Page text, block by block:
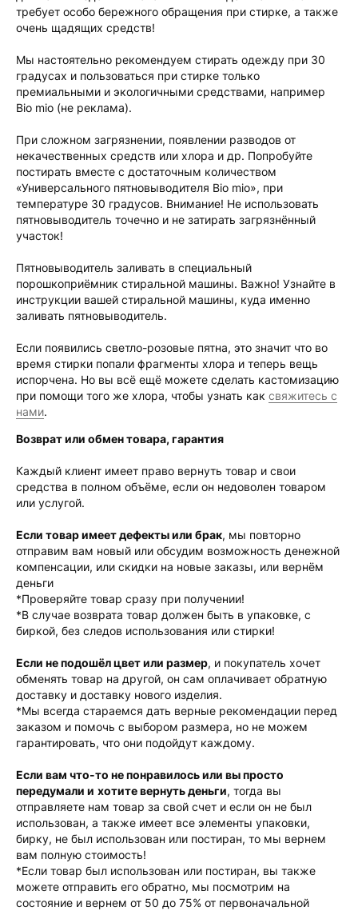
требует особо бережного обращения при стирке, а также
очень щадящих средств!
Мы настоятельно рекомендуем стирать одежду при 30
градусах и пользоваться при стирке только
премиальными и экологичными средствами, например
Bio mio (не реклама).
При сложном загрязнении, появлении разводов от
некачественных средств или хлора и др. Попробуйте
постирать вместе с достаточным количеством
«Универсального пятновыводителя Bio mio», при
температуре 30 градусов. Внимание! Не использовать
пятновыводитель точечно и не затирать загрязнённый
участок!
Пятновыводитель заливать в специальный
порошкоприёмник стиральной машины. Важно! Узнайте в
инструкции вашей стиральной машины, куда именно
заливать пятновыводитель.
Если появились светло-розовые пятна, это значит что во
время стирки попали фрагменты хлора и теперь вещь
испорчена. Но вы всё ещё можете сделать кастомизацию
при помощи того же хлора, чтобы узнать как свяжитесь с
нами.
Возврат или обмен товара, гарантия
Каждый клиент имеет право вернуть товар и свои
средства в полном объёме, если он недоволен товаром
или услугой.
Если товар имеет дефекты или брак, мы повторно
отправим вам новый или обсудим возможность денежной
компенсации, или скидки на новые заказы, или вернём
деньги
*Проверяйте товар сразу при получении!
*В случае возврата товар должен быть в упаковке, с
биркой, без следов использования или стирки!
Если не подошёл цвет или размер, и покупатель хочет
обменять товар на другой, он сам оплачивает обратную
доставку и доставку нового изделия.
*Мы всегда стараемся дать верные рекомендации перед
заказом и помочь с выбором размера, но не можем
гарантировать, что они подойдут каждому.
Если вам что-то не понравилось или вы просто
передумали и хотите вернуть деньги, тогда вы
отправляете нам товар за свой счет и если он не был
использован, а также имеет все элементы упаковки,
бирку, не был использован или постиран, то мы вернем
вам полную стоимость!
*Если товар был использован или постиран, вы также
можете отправить его обратно, мы посмотрим на
состояние и вернем от 50 до 75% от первоначальной